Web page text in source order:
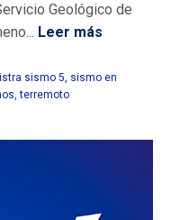
Geológico de
Leer más
sismo 5, sismo en
,terremoto